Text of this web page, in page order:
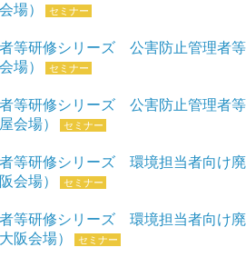
場）
セミナー
等研修シリーズ 公害防止管理者等
場）
セミナー
等研修シリーズ 公害防止管理者等
会場）
セミナー
等研修シリーズ 環境担当者向け廃
会場）
セミナー
等研修シリーズ 環境担当者向け廃
阪会場）
セミナー